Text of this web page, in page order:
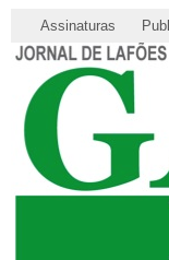
Assinaturas